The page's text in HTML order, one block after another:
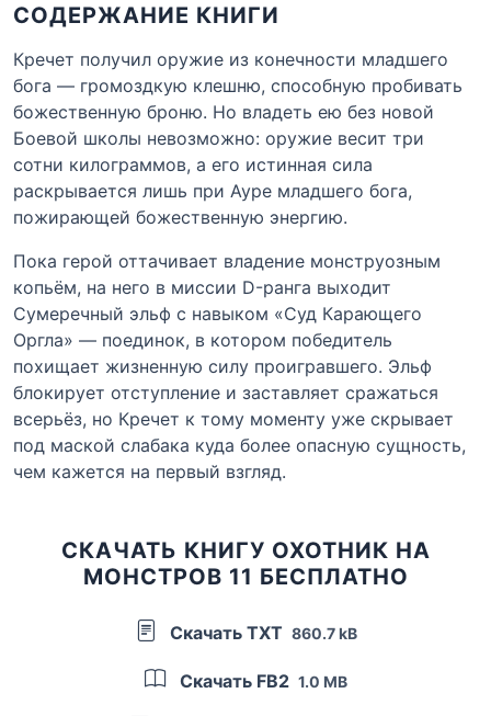
СОДЕРЖАНИЕ КНИГИ
Кречет получил оружие из конечности младшего
бога — громоздкую клешню, способную пробивать
божественную броню. Но владеть ею без новой
Боевой школы невозможно: оружие весит три
сотни килограммов, а его истинная сила
раскрывается лишь при Ауре младшего бога,
пожирающей божественную энергию.
Пока герой оттачивает владение монструозным
копьём, на него в миссии D-ранга выходит
Сумеречный эльф с навыком «Суд Карающего
Оргла» — поединок, в котором победитель
похищает жизненную силу проигравшего. Эльф
блокирует отступление и заставляет сражаться
всерьёз, но Кречет к тому моменту уже скрывает
под маской слабака куда более опасную сущность,
чем кажется на первый взгляд.
СКАЧАТЬ КНИГУ ОХОТНИК НА
МОНСТРОВ 11 БЕСПЛАТНО
Скачать TXT 860.7 kB
Скачать FB2 1.0 MB